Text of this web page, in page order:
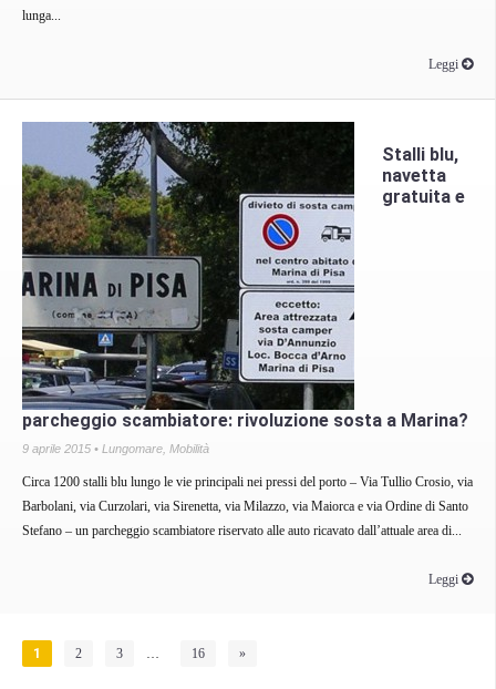
lunga...
Leggi
Stalli blu,
navetta
gratuita e
parcheggio scambiatore: rivoluzione sosta a Marina?
9 aprile 2015 • Lungomare Mobilità
Circa 1200 stalli blu lungo le vie principali nei pressi del porto – Via Tullio Crosio, via
Barbolani, via Curzolari, via Sirenetta, via Milazzo, via Maiorca e via Ordine di Santo
Stefano – un parcheggio scambiatore riservato alle auto ricavato dall’attuale area di...
Leggi
1 2 3 16 »